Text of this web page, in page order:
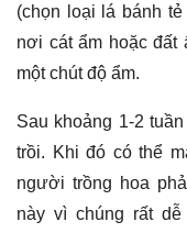
(chọn loại lá bánh
nơi cát ẩm hoặc đất
một chút độ ẩm.
Sau khoảng 1-2
trồi. Khi đó có thể
người trồng hoa
này vì chúng rất